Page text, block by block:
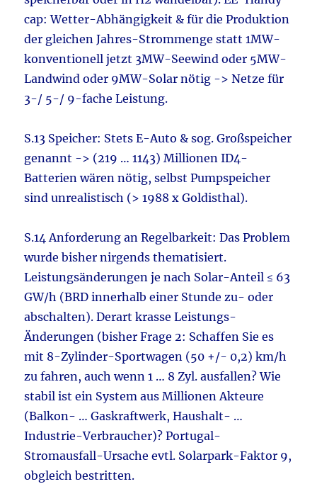
cap: Wetter-Abhängigkeit & für die Produktion
der gleichen Jahres-Strommenge statt 1MW-
konventionell jetzt 3MW-Seewind oder 5MW-
Landwind oder 9MW-Solar nötig -> Netze für
3-/ 5-/ 9-fache Leistung.
S.13 Speicher: Stets E-Auto & sog. Großspeicher
genannt -> (219 … 1143) Millionen ID4-
Batterien wären nötig, selbst Pumpspeicher
sind unrealistisch (> 1988 x Goldisthal).
S.14 Anforderung an Regelbarkeit: Das Problem
wurde bisher nirgends thematisiert.
Leistungsänderungen je nach Solar-Anteil ≤ 63
GW/h (BRD innerhalb einer Stunde zu- oder
abschalten). Derart krasse Leistungs-
Änderungen (bisher Frage 2: Schaffen Sie es
mit 8-Zylinder-Sportwagen (50 +/- 0,2) km/h
zu fahren, auch wenn 1 … 8 Zyl. ausfallen? Wie
stabil ist ein System aus Millionen Akteure
(Balkon- … Gaskraftwerk, Haushalt- …
Industrie-Verbraucher)? Portugal-
Stromausfall-Ursache evtl. Solarpark-Faktor 9,
obgleich bestritten.